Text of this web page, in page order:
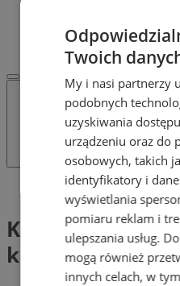
WSPÓŁPRACA
Tag: Królewna
Królewna
krasnoludków
Twoich
My i nasi partnerzy
podobnych
uzyskiwania
urządzeniu oraz do
osobowych, takich
identyfikatory i
wyświetlania
pomiaru reklam i
ulepszania usług.
mogą również
innych celach, w